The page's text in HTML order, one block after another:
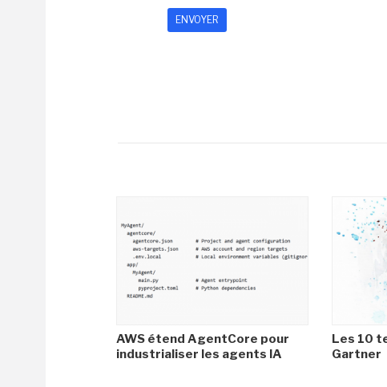
AWS étend AgentCore pour
industrialiser les agents IA
Les 10
Gartner